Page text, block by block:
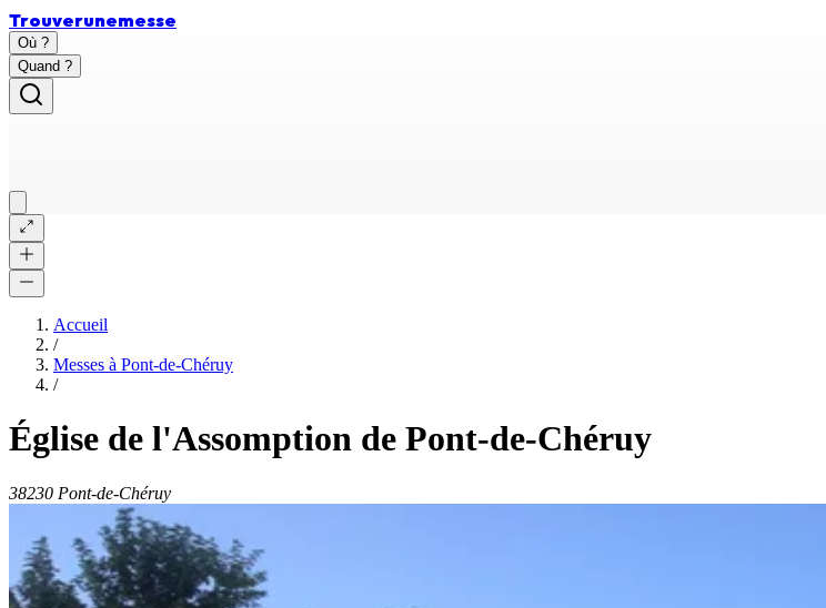
Trouverunemesse
Où ?
Quand ?
Accueil
/
Messes à Pont-de-Chéruy
/
Église de l'Assomption de Pont-de-Chéruy
38230 Pont-de-Chéruy